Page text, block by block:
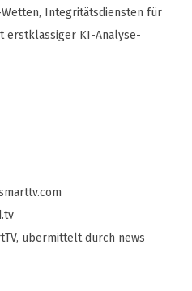
Integritätsdiensten für
erstklassiger KI-Analyse-
übermittelt durch news